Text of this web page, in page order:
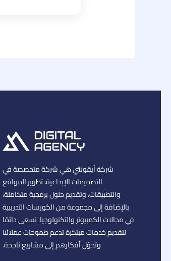
شركة أيقونتي هي شركة متخصصة في
التصميمات الإبداعية، تطوير المواقع
والتطبيقات، وتقديم حلول برمجية متكاملة،
بالإضافة إلى مجموعة من الكورسات التدريبية
في مجالات الكمبيوتر والتكنولوجيا. نسعى دائمًا
لتقديم خدمات مبتكرة تدعم طموحات عملائنا
وتحوّل أفكارهم إلى مشاريع ناجحة.